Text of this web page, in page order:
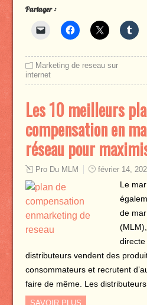
Partager :
Marketing de reseau sur
internet
Les 10 meilleurs
compensation en
réseau pour
Pro Du MLM février 14,
Le
de
directe
distributeurs vendent des
consommateurs et recrutent
faire de même. Les
SAVOIR PLUS